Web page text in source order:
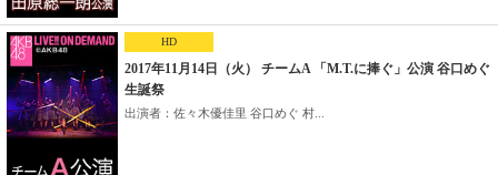
HD
2017年11月14日（火） チームA 「M.T.に捧ぐ」公演 谷口めぐ
生誕祭
出演者：佐々木優佳里 谷口めぐ 村...